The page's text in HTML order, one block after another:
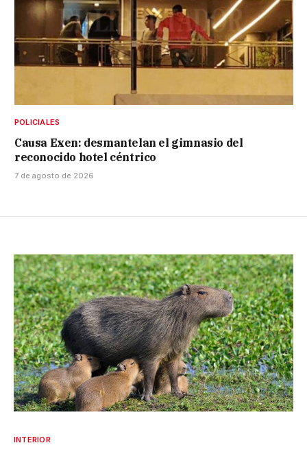
POLICIALES
Causa Exen: desmantelan el gimnasio del
reconocido hotel céntrico
7 de agosto de 2026
INTERIOR